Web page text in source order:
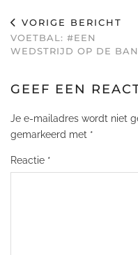
VORIGE BERICHT
VOETBAL: #EEN
WEDSTRIJD OP DE
GEEF EEN
Je e-mailadres wordt niet
gemarkeerd met *
Reactie *